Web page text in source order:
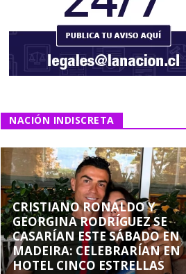
NACIÓN INDISCRETA
CRISTIANO RONALDO Y
GEORGINA RODRÍGUEZ SE
CASARÍAN ESTE SÁBADO EN
MADEIRA: CELEBRARÍAN EN
HOTEL CINCO ESTRELLAS